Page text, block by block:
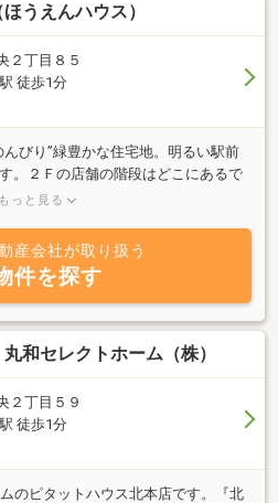
うえんハウス）
２丁目８５
徒歩1分
びり”緑豊かな住宅地。明るい駅前
。２Ｆの店舗の階段はどこにあるで
さい。賃貸・売買・管理など責任感
件をのせてあります。基準は「自分
レアものもございます。）売買物件
る前のリフォーム工事中の物件も多
全域になります。工事中でもご案内
がありますので、家探しをはじめた
下さい。リフォーム工事が得意な弊
や“家”はいかがでしょうか？スタッ
い”者ばかり・・・。まずはお声を
もっと見る
産会社が取り扱う
件を探す
和セレクトホーム（株）
２丁目５９
徒歩1分
のピタットハウス北本店です。『北